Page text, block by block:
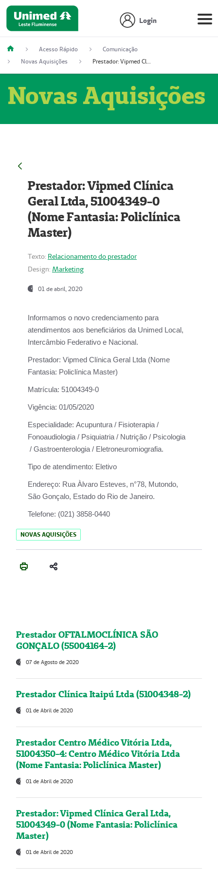
Login
Acesso Rápido
Comunicação
Novas Aquisições
Prestador: Vipmed Clínica Geral Ltda, 51004349-0 (Nome Fantasia: Policlínica Master)
Novas Aquisições
Prestador: Vipmed Clínica
Geral Ltda, 51004349-0
(Nome Fantasia: Policlínica
Master)
Texto: Relacionamento do prestador
Design: Marketing
01 de abril, 2020
Informamos o novo credenciamento para
atendimentos aos beneficiários da Unimed Local,
Intercâmbio Federativo e Nacional.
Prestador: Vipmed Clínica Geral Ltda (Nome
Fantasia: Policlínica Master)
Matrícula: 51004349-0
Vigência: 01/05/2020
Especialidade: Acupuntura / Fisioterapia /
Fonoaudiologia / Psiquiatria / Nutrição / Psicologia
/ Gastroenterologia / Eletroneuromiografia.
Tipo de atendimento: Eletivo
Endereço: Rua Àlvaro Esteves, n°78, Mutondo,
São Gonçalo, Estado do Rio de Janeiro.
Telefone: (021) 3858-0440
NOVAS AQUISIÇÕES
Prestador OFTALMOCLÍNICA SÃO
GONÇALO (55004164-2)
07 de Agosto de 2020
Prestador Clínica Itaipú Ltda (51004348-2)
01 de Abril de 2020
Prestador Centro Médico Vitória Ltda,
51004350-4: Centro Médico Vitória Ltda
(Nome Fantasia: Policlínica Master)
01 de Abril de 2020
Prestador: Vipmed Clínica Geral Ltda,
51004349-0 (Nome Fantasia: Policlínica
Master)
01 de Abril de 2020